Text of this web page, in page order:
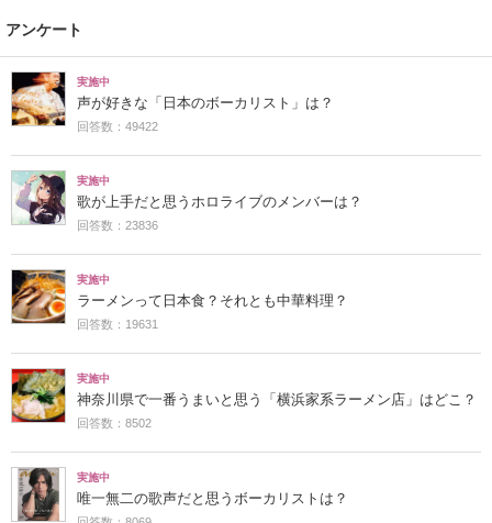
アンケート
実施中
声が好きな「日本のボーカリスト」は？
回答数：49422
実施中
歌が上手だと思うホロライブのメンバーは？
回答数：23836
実施中
ラーメンって日本食？それとも中華料理？
回答数：19631
実施中
神奈川県で一番うまいと思う「横浜家系ラーメン店」はどこ？
回答数：8502
実施中
唯一無二の歌声だと思うボーカリストは？